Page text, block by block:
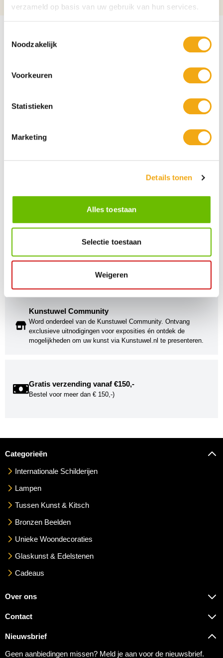
verzameld op basis van uw gebruik van hun services.
Noodzakelijk
Voorkeuren
Statistieken
Marketing
Details tonen
Alles toestaan
Selectie toestaan
Weigeren
vakkundige klantenservice klaar.
Kunst voor iedereen
Stijlvolle kunstobjecten voor elke smaak, interieur en/of tuin.
Kunstuwel Community
Word onderdeel van de Kunstuwel Community. Ontvang
exclusieve uitnodigingen voor exposities én ontdek de
mogelijkheden om uw kunst via Kunstuwel.nl te presenteren.
Gratis verzending vanaf €150,-
Bestel voor meer dan € 150,-)
Categorieën
Internationale Schilderijen
Lampen
Tussen Kunst & Kitsch
Bronzen Beelden
Unieke Woondecoraties
Glaskunst & Edelstenen
Cadeaus
Over ons
Contact
Nieuwsbrief
Geen aanbiedingen missen? Meld je aan voor de nieuwsbrief.